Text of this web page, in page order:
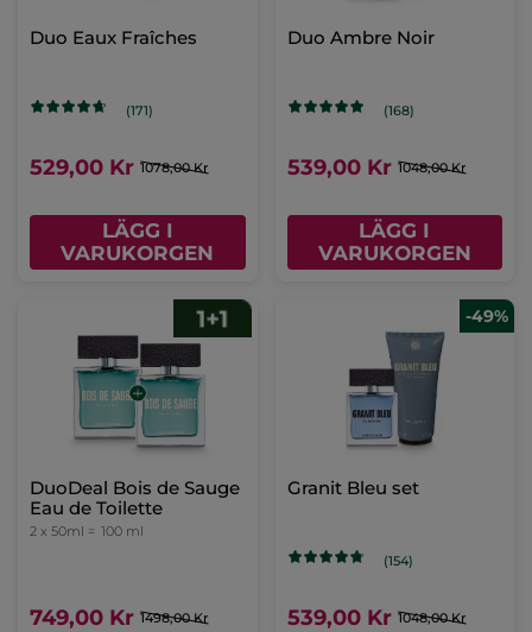
Duo Eaux Fraîches
(171)
529,00 Kr 1078,00 Kr
LÄGG I
VARUKORGEN
Duo Ambre Noir
(168)
539,00 Kr 1048,00 Kr
LÄGG I
VARUKORGEN
DuoDeal Bois de Sauge
Eau de Toilette
2 x 50ml = 100 ml
749,00 Kr 1498,00 Kr
-49%
Granit Bleu set
(154)
539,00 Kr 1048,00 Kr